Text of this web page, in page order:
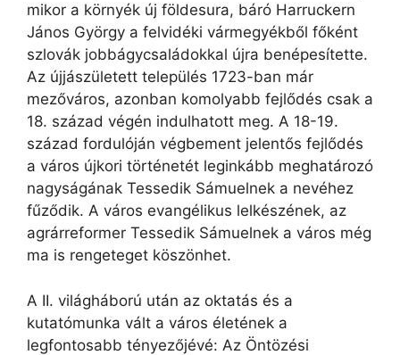
mikor a környék új földesura, báró Harruckern
János György a felvidéki vármegyékből főként
szlovák jobbágycsaládokkal újra benépesítette.
Az újjászületett település 1723-ban már
mezőváros, azonban komolyabb fejlődés csak a
18. század végén indulhatott meg. A 18-19.
század fordulóján végbement jelentős fejlődés
a város újkori történetét leginkább meghatározó
nagyságának Tessedik Sámuelnek a nevéhez
fűződik. A város evangélikus lelkészének, az
agrárreformer Tessedik Sámuelnek a város még
ma is rengeteget köszönhet.
A II. világháború után az oktatás és a
kutatómunka vált a város életének a
legfontosabb tényezőjévé: Az Öntözési